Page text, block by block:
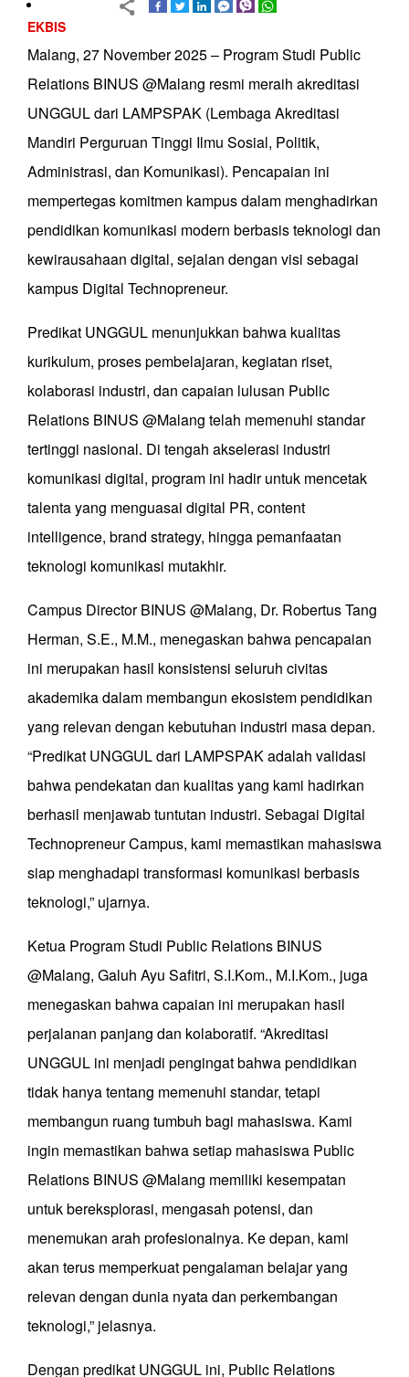
EKBIS
Malang, 27 November 2025 – Program Studi Public
Relations BINUS @Malang resmi meraih akreditasi
UNGGUL dari LAMPSPAK (Lembaga Akreditasi
Mandiri Perguruan Tinggi Ilmu Sosial, Politik,
Administrasi, dan Komunikasi). Pencapaian ini
mempertegas komitmen kampus dalam menghadirkan
pendidikan komunikasi modern berbasis teknologi dan
kewirausahaan digital, sejalan dengan visi sebagai
kampus Digital Technopreneur.
Predikat UNGGUL menunjukkan bahwa kualitas
kurikulum, proses pembelajaran, kegiatan riset,
kolaborasi industri, dan capaian lulusan Public
Relations BINUS @Malang telah memenuhi standar
tertinggi nasional. Di tengah akselerasi industri
komunikasi digital, program ini hadir untuk mencetak
talenta yang menguasai digital PR, content
intelligence, brand strategy, hingga pemanfaatan
teknologi komunikasi mutakhir.
Campus Director BINUS @Malang, Dr. Robertus Tang
Herman, S.E., M.M., menegaskan bahwa pencapaian
ini merupakan hasil konsistensi seluruh civitas
akademika dalam membangun ekosistem pendidikan
yang relevan dengan kebutuhan industri masa depan.
“Predikat UNGGUL dari LAMPSPAK adalah validasi
bahwa pendekatan dan kualitas yang kami hadirkan
berhasil menjawab tuntutan industri. Sebagai Digital
Technopreneur Campus, kami memastikan mahasiswa
siap menghadapi transformasi komunikasi berbasis
teknologi,” ujarnya.
Ketua Program Studi Public Relations BINUS
@Malang, Galuh Ayu Safitri, S.I.Kom., M.I.Kom., juga
menegaskan bahwa capaian ini merupakan hasil
perjalanan panjang dan kolaboratif. “Akreditasi
UNGGUL ini menjadi pengingat bahwa pendidikan
tidak hanya tentang memenuhi standar, tetapi
membangun ruang tumbuh bagi mahasiswa. Kami
ingin memastikan bahwa setiap mahasiswa Public
Relations BINUS @Malang memiliki kesempatan
untuk bereksplorasi, mengasah potensi, dan
menemukan arah profesionalnya. Ke depan, kami
akan terus memperkuat pengalaman belajar yang
relevan dengan dunia nyata dan perkembangan
teknologi,” jelasnya.
Dengan predikat UNGGUL ini, Public Relations